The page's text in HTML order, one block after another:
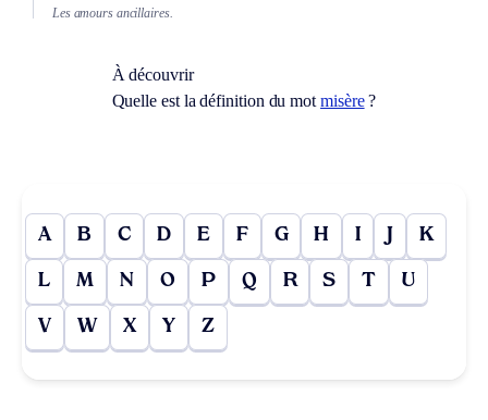
Les amours ancillaires.
À découvrir
Quelle est la définition du motmisère?
A B C D E F G H I J K
L M N O P Q R S T U
V W X Y Z